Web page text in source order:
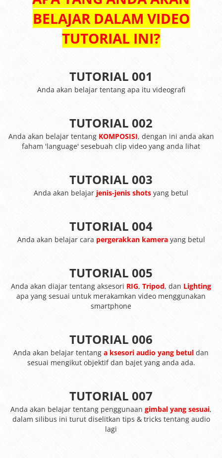
BELAJAR DALAM VIDEO
TUTORIAL INI?
TUTORIAL 001
Anda akan belajar tentang apa itu videografi
TUTORIAL 002
Anda akan belajar tentang KOMPOSISI, dengan ini anda akan
faham 'language' sesebuah clip video yang anda lihat
TUTORIAL 003
Anda akan belajar jenis-jenis shots yang betul
TUTORIAL 004
Anda akan belajar cara pergerakkan kamerayang betul
TUTORIAL 005
Anda akan diajar tentang aksesori RIG, Tripod, dan Lighting
apa yang sesuai untuk merakamkan video menggunakan
smartphone
TUTORIAL 006
Anda akan belajar tentang a ksesori audio yang betul dan
sesuai mengikut objektif dan bajet yang anda ada.
TUTORIAL 007
Anda akan belajar tentang penggunaan gimbal yang sesuai,
dalam silibus ini turut diselitkan tips & tricks tentang audio
lagi